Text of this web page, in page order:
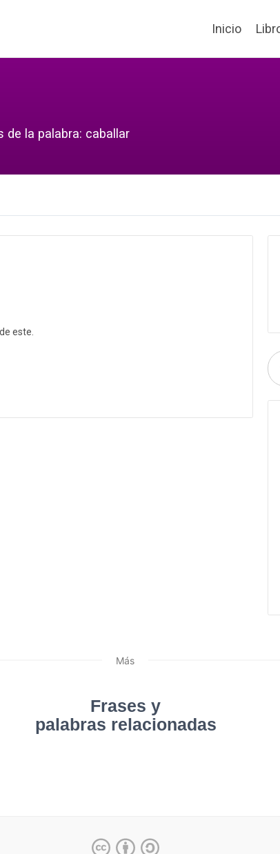
Inicio
de la palabra: caballar
este.
Más
Frases y
palabras relacionadas